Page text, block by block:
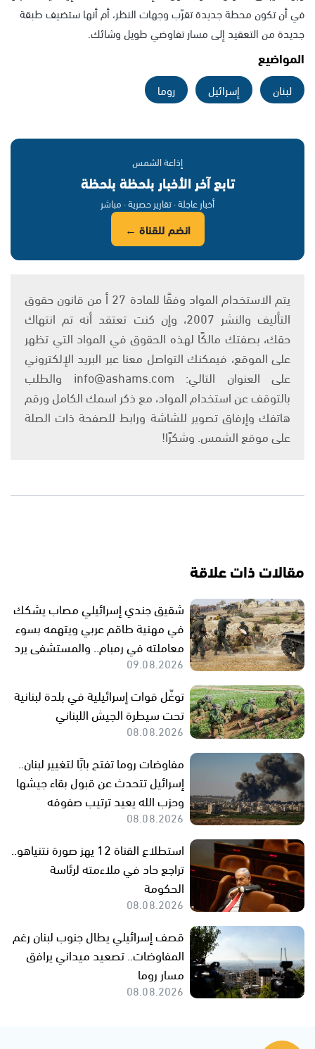
في أن تكون محطة جديدة تقرّب وجهات النظر، أم أنها ستضيف طبقة
جديدة من التعقيد إلى مسار تفاوضي طويل وشائك.
المواضيع
لبنان إسرائيل روما
إذاعة الشمس
تابع آخر الأخبار بلحظة بلحظة
أخبار عاجلة · تقارير حصرية · مباشر
انضم للقناة ←
يتم الاستخدام المواد وفقًا للمادة 27 أ من قانون حقوق
التأليف والنشر 2007، وإن كنت تعتقد أنه تم انتهاك
حقك، بصفتك مالكًا لهذه الحقوق في المواد التي تظهر
على الموقع، فيمكنك التواصل معنا عبر البريد الإلكتروني
على العنوان التالي: info@ashams.com والطلب
بالتوقف عن استخدام المواد، مع ذكر اسمك الكامل ورقم
هاتفك وإرفاق تصوير للشاشة ورابط للصفحة ذات الصلة
على موقع الشمس. وشكرًا!
مقالات ذات علاقة
شقيق جندي إسرائيلي مصاب يشكك
في مهنية طاقم عربي ويتهمه بسوء
معاملته في رمبام.. والمستشفى يرد
09.08.2026
توغّل قوات إسرائيلية في بلدة لبنانية
تحت سيطرة الجيش اللبناني
08.08.2026
مفاوضات روما تفتح بابًا لتغيير لبنان..
إسرائيل تتحدث عن قبول بقاء جيشها
وحزب الله يعيد ترتيب صفوفه
08.08.2026
استطلاع القناة 12 يهز صورة نتنياهو..
تراجع حاد في ملاءمته لرئاسة
الحكومة
08.08.2026
قصف إسرائيلي يطال جنوب لبنان رغم
المفاوضات.. تصعيد ميداني يرافق
مسار روما
08.08.2026